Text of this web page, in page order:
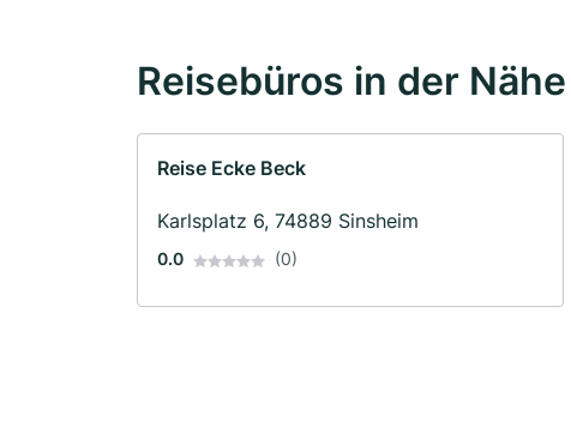
Reisebüros in der Nähe
Reise Ecke Beck
Karlsplatz 6, 74889 Sinsheim
0.0 (0)